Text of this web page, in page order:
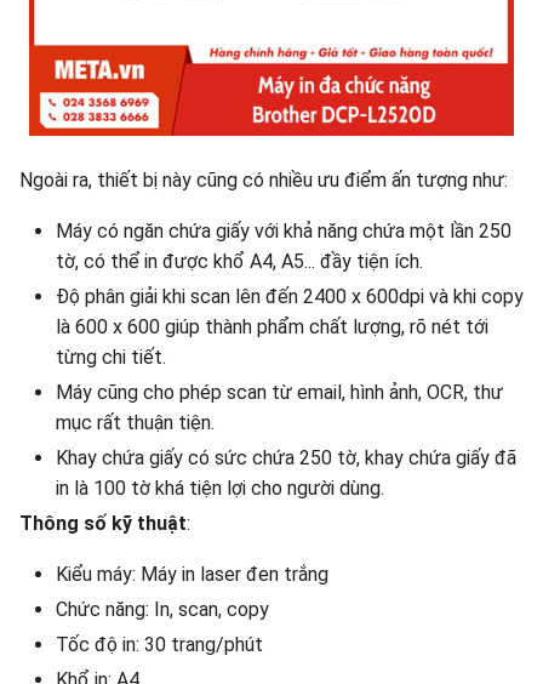
Ngoài ra, thiết bị này cũng có nhiều ưu điểm ấn tượng như:
Máy có ngăn chứa giấy với khả năng chứa một lần 250
tờ, có thể in được khổ A4, A5... đầy tiện ích.
Độ phân giải khi scan lên đến 2400 x 600dpi và khi copy
là 600 x 600 giúp thành phẩm chất lượng, rõ nét tới
từng chi tiết.
Máy cũng cho phép scan từ email, hình ảnh, OCR, thư
mục rất thuận tiện.
Khay chứa giấy có sức chứa 250 tờ, khay chứa giấy đã
in là 100 tờ khá tiện lợi cho người dùng.
Thông số kỹ thuật:
Kiểu máy: Máy in laser đen trắng
Chức năng: In, scan, copy
Tốc độ in: 30 trang/phút